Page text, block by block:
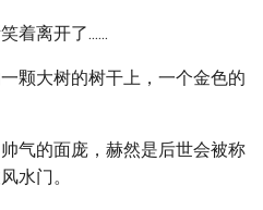
着离开了......
颗大树的树干上，一个金色的
气的面庞，赫然是后世会被称
水门。